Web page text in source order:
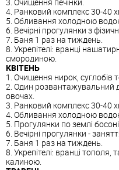
4. Ранковий комплекс 30-40
5. Обливання холодною
6. Вечірні прогулянки з
7. Баня 1 раз на тиждень.
8. Укрепітелі: вранці
смородиною.
КВІТЕНЬ
1. Очищення нирок, суглобів
2. Один розвантажувальний
овочах.
3. Ранковий комплекс 30-40
4. Обливання холодною
5. Прогулянки по землі
6. Вечірні прогулянки -
7. Баня 1 раз на тиждень.
8. Укрепітелі: вранці тополя,
калиною.